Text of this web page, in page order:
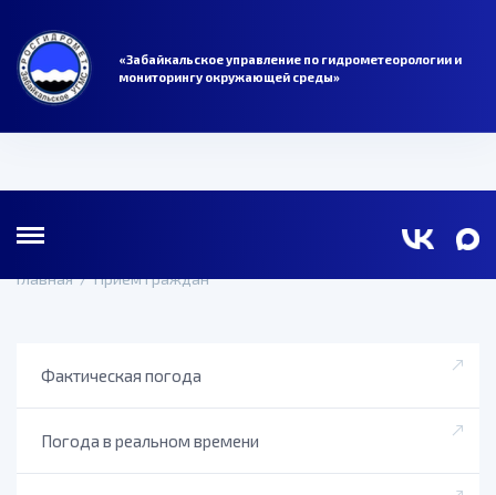
«Забайкальское управление по гидрометеорологии и
мониторингу окружающей среды»
Главная / Прием граждан
Фактическая погода
Погода в реальном времени